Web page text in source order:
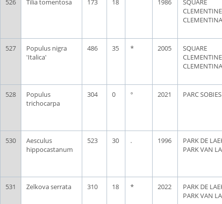
526 Tilia tomentosa 173 18 1986
SQUARE
527
Populus nigra
'Italica'
486 35 * 2005
SQUARE
528
Populus
trichocarpa
304 0 ° 2021 PARC
530
Aesculus
hippocastanum
523 30 . 1996
PARK DE
PARK VAN
531 Zelkova serrata 310 18 * 2022
PARK DE
PARK VAN